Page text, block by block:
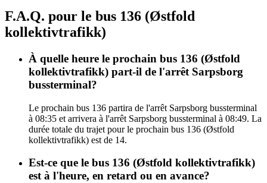
F.A.Q. pour le bus 136 (Østfold
kollektivtrafikk)
À quelle heure le prochain bus 136 (Østfold
kollektivtrafikk) part-il de l'arrêt Sarpsborg
bussterminal?
Le prochain bus 136 partira de l'arrêt Sarpsborg bussterminal
à 08:35 et arrivera à l'arrêt Sarpsborg bussterminal à 08:49. La
durée totale du trajet pour le prochain bus 136 (Østfold
kollektivtrafikk) est de 14.
Est-ce que le bus 136 (Østfold kollektivtrafikk)
est à l'heure, en retard ou en avance?